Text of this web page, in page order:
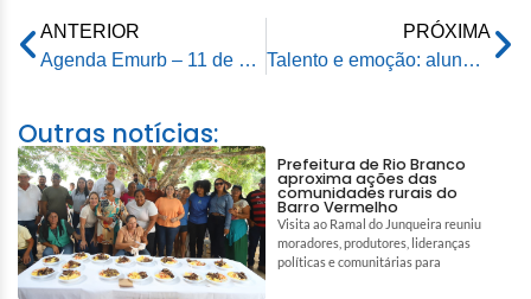
ANTERIOR
Agenda Emurb – 11 de dezembro de 2025
PRÓXIMA
Talento e emoção: alunos da Escola Maria Lúcia Marin encantam público em Cantata de Natal na Praça da Revolução
Outras notícias:
Prefeitura de Rio Branco
aproxima ações das
comunidades rurais do
Barro Vermelho
Visita ao Ramal do Junqueira reuniu
moradores, produtores, lideranças
políticas e comunitárias para